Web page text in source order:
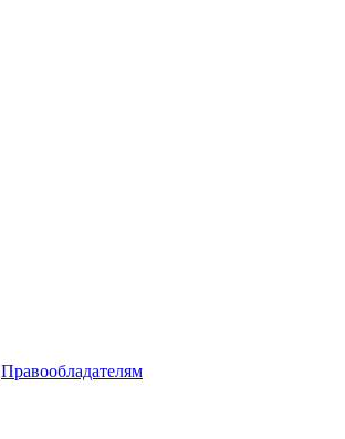
Правообладателям